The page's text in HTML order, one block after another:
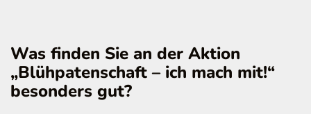
Was finden Sie an der Aktion
„Blühpatenschaft – ich mach mit!“
besonders gut?